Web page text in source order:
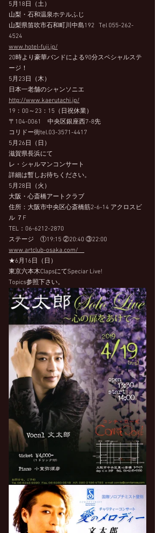
5月18日（土）
山梨・石和温泉ホテルふじ
山梨県笛吹市石和町川中島192   Tel 055-262-
4524
www.hotel-fuji.jp/
20時より豪華バンドによる90分スペシャルステ
ージ！
5月23日（木）
日本一老舗のシャンソニエ
http://www.kaerutachi.jp/
19：00～23：15（日祝休業）
〒104-0061　中央区銀座西7-8先
コリドー街tel.03-3571-4417
5月26日（日）
滋賀県長浜にて
レ・シャルマンコンサート
詳細は暫しお待ちください。
5月28日（火）
大阪・心斎橋アートクラブ
住所：大阪市中央区心斎橋筋2-6-14 アクロスビ
ル ７F
TEL：06-6212-2870
ステージ　①19:15 ②20:40 ③22:00
www.artclub-osaka.com/
★6月16日（日）
東京六本木ClapsにてSpeciar Live!
Topics参照下さい。